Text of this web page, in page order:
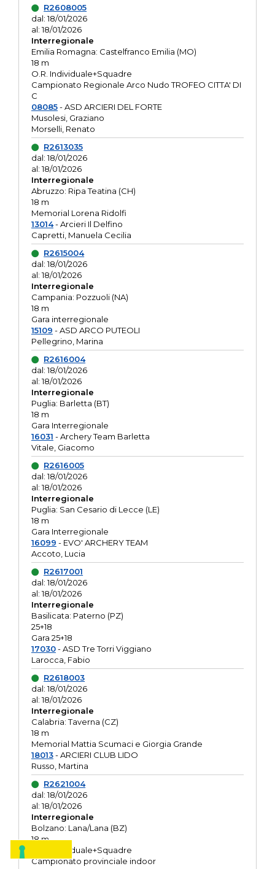
R2608005
dal: 18/01/2026
al: 18/01/2026
Interregionale
Emilia Romagna: Castelfranco Emilia (MO)
18 m
O.R. Individuale+Squadre
Campionato Regionale Arco Nudo TROFEO CITTA' DI
C
08085- ASD ARCIERI DEL FORTE
Musolesi, Graziano
Morselli, Renato
R2613035
dal: 18/01/2026
al: 18/01/2026
Interregionale
Abruzzo: Ripa Teatina (CH)
18 m
Memorial Lorena Ridolfi
13014- Arcieri Il Delfino
Capretti, Manuela Cecilia
R2615004
dal: 18/01/2026
al: 18/01/2026
Interregionale
Campania: Pozzuoli (NA)
18 m
Gara interregionale
15109 - ASD ARCO PUTEOLI
Pellegrino, Marina
R2616004
dal: 18/01/2026
al: 18/01/2026
Interregionale
Puglia: Barletta (BT)
18 m
Gara Interregionale
16031 - Archery Team Barletta
Vitale, Giacomo
R2616005
dal: 18/01/2026
al: 18/01/2026
Interregionale
Puglia: San Cesario di Lecce (LE)
18 m
Gara Interregionale
16099 - EVO' ARCHERY TEAM
Accoto, Lucia
R2617001
dal: 18/01/2026
al: 18/01/2026
Interregionale
Basilicata: Paterno (PZ)
25+18
Gara 25+18
17030- ASD Tre Torri Viggiano
Larocca, Fabio
R2618003
dal: 18/01/2026
al: 18/01/2026
Interregionale
Calabria: Taverna (CZ)
18 m
Memorial Mattia Scumaci e Giorgia Grande
18013- ARCIERI CLUB LIDO
Russo, Martina
R2621004
dal: 18/01/2026
al: 18/01/2026
Interregionale
Bolzano: Lana/Lana (BZ)
18 m
O.R. Individuale+Squadre
Campionato provinciale indoor